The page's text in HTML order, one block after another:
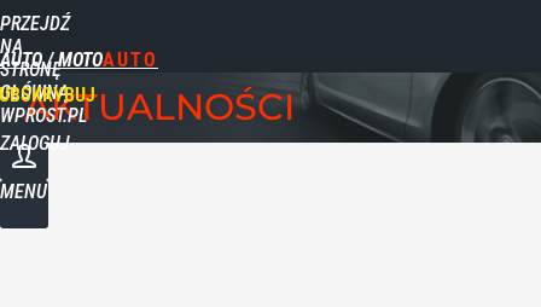
PRZEJDŹ
NA
STRONĘ
GŁÓWNĄ
WPROST.PL
AUTO / MOTO
ZALOGUJ
MENU
AKTUALNOŚCI